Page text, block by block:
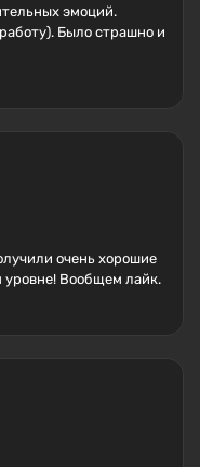
эмоций.
Было страшно и
очень хорошие
уровне! Вообщем лайк.